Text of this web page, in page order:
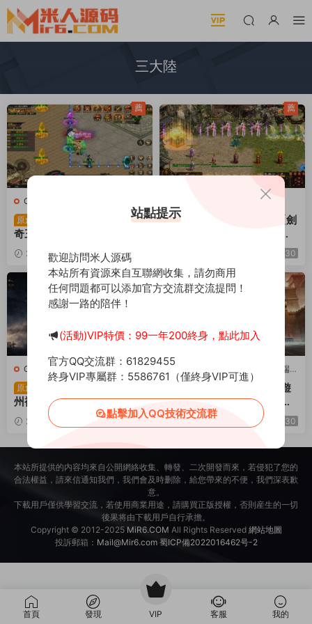
三大陸
C-傳奇
原創
幽冥傳奇手遊【骷髅傳
奇三職業三大陸】Win一鍵
服務端+安卓+GM授權後台
+視頻架設教程
2025-11-26 6.61k 30
薦
端遊服務端
原創
星河引擎傳世端遊【劍
破蒼穹微變三大陸】Win一
鍵服務端+彩虹登陸器+客戶
30
薦
C-傳奇· 手遊服務端
原創
州複古三大陸-白豬3】Win
一鍵服務端+安卓蘋果雙端+
GM授權後台+視頻架設教程
2025-07-17 672 30
薦
手遊服務端·
端遊服務端XO三端引擎傳奇手遊
【灰狐錄單職業三大陸】Wi
n一鍵服務端+PC安卓蘋果
三端互通+視頻架設教程
2024-12-23 1.53k 30
本站所提供的内容均來自公開網絡收集、轉發、二次開發而來，若侵犯了您的
合法權益，請來信通知我們，我們會及時删除，給您帶來的不便，我們深表歉
意。
下載用戶僅供學習交流，若使用商業用途，請購買正版授權，否則産生的一切
後果将由下載用戶自行承擔。
Copyright © 2012-2025 MiR6.COM All Rights Reserved 網站地圖
投訴郵箱： Mail@Mir6.com 蜀ICP備2022016462号-2
首頁 發現 VIP 客服 我的
站點提示
歡迎訪問米人源碼
本站所有資源來自互聯網收集，請勿商用
任何問題都可以添加官方交流群交流提問！
感謝一路的陪伴！
(活動)VIP特價：99一年200終身，點此加入
官方QQ交流群：61829455
終身VIP專屬群：5586761（僅終身VIP可進）
點擊加入QQ技術交流群